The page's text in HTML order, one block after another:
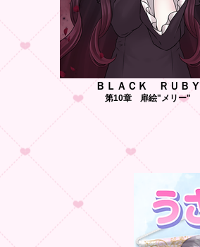
ＢＬＡＣＫ ＲＵＢＹ
第10章 扉絵"メリー"